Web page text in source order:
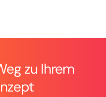
zu Ihrem